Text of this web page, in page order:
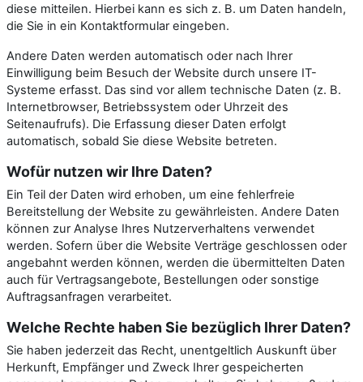
diese mitteilen. Hierbei kann es sich z. B. um Daten handeln,
die Sie in ein Kontaktformular eingeben.
Andere Daten werden automatisch oder nach Ihrer
Einwilligung beim Besuch der Website durch unsere IT-
Systeme erfasst. Das sind vor allem technische Daten (z. B.
Internetbrowser, Betriebssystem oder Uhrzeit des
Seitenaufrufs). Die Erfassung dieser Daten erfolgt
automatisch, sobald Sie diese Website betreten.
Wofür nutzen wir Ihre Daten?
Ein Teil der Daten wird erhoben, um eine fehlerfreie
Bereitstellung der Website zu gewährleisten. Andere Daten
können zur Analyse Ihres Nutzerverhaltens verwendet
werden. Sofern über die Website Verträge geschlossen oder
angebahnt werden können, werden die übermittelten Daten
auch für Vertragsangebote, Bestellungen oder sonstige
Auftragsanfragen verarbeitet.
Welche Rechte haben Sie bezüglich Ihrer Daten?
Sie haben jederzeit das Recht, unentgeltlich Auskunft über
Herkunft, Empfänger und Zweck Ihrer gespeicherten